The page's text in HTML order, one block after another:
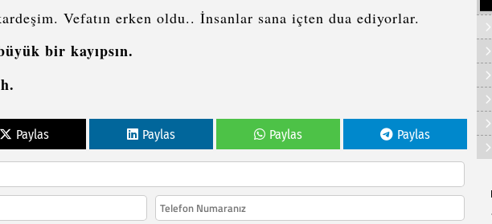
Vefatın erken oldu.. İnsanlar sana içten dua ediyorlar.
bir kayıpsın.
Paylas Paylas Paylas Paylas